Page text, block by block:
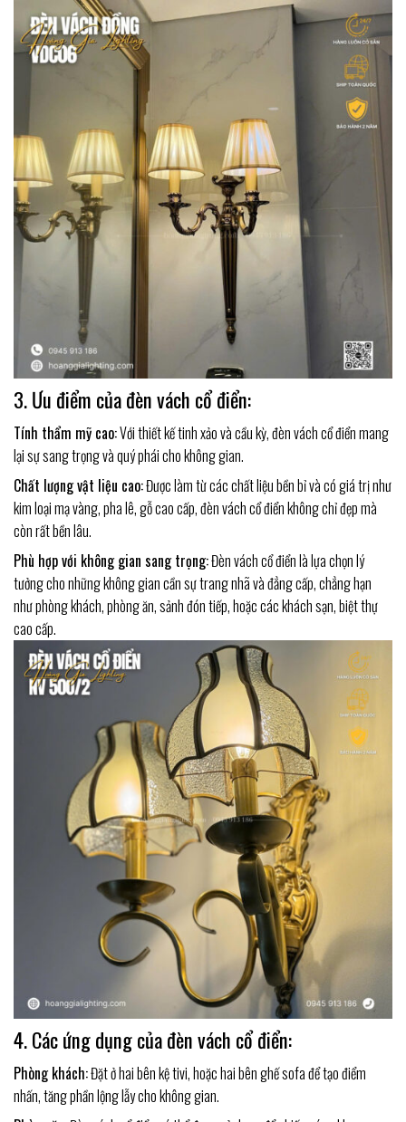
3. Ưu điểm của đèn vách cổ điển:
Tính thẩm mỹ cao:Với thiết kế tinh xảo và cầu kỳ, đèn vách cổ điển mang
lại sự sang trọng và quý phái cho không gian.
Chất lượng vật liệu cao:Được làm từ các chất liệu bền bỉ và có giá trị như
kim loại mạ vàng, pha lê, gỗ cao cấp, đèn vách cổ điển không chỉ đẹp mà
còn rất bền lâu.
Phù hợp với không gian sang trọng:Đèn vách cổ điển là lựa chọn lý
tưởng cho những không gian cần sự trang nhã và đẳng cấp, chẳng hạn
như phòng khách, phòng ăn, sảnh đón tiếp, hoặc các khách sạn, biệt thự
cao cấp.
4. Các ứng dụng của đèn vách cổ điển:
Phòng khách:Đặt ở hai bên kệ tivi, hoặc hai bên ghế sofa để tạo điểm
nhấn, tăng phần lộng lẫy cho không gian.